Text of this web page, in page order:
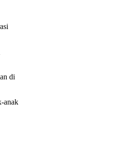
di
anak